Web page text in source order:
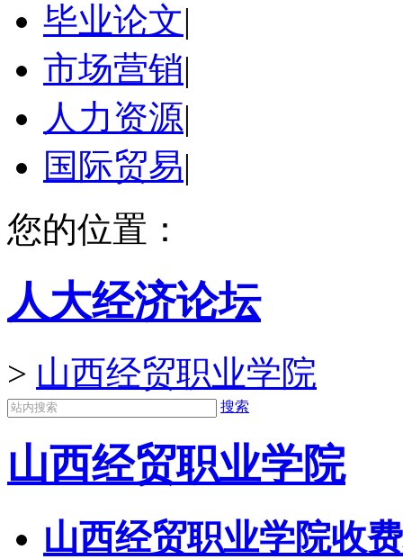
毕业论文|
市场营销|
人力资源|
国际贸易|
您的位置：
人大经济论坛
> 山西经贸职业学院
搜索
山西经贸职业学院
山西经贸职业学院收